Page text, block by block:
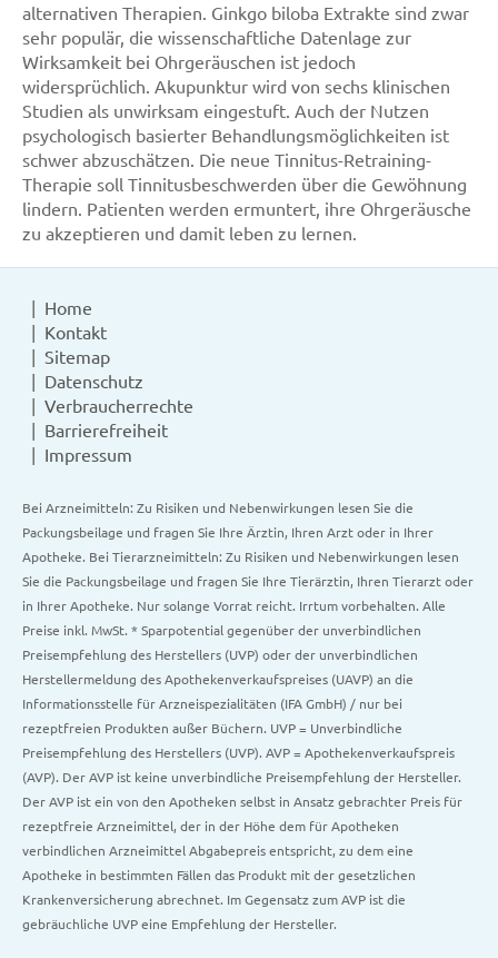
alternativen Therapien. Ginkgo biloba Extrakte sind zwar
sehr populär, die wissenschaftliche Datenlage zur
Wirksamkeit bei Ohrgeräuschen ist jedoch
widersprüchlich. Akupunktur wird von sechs klinischen
Studien als unwirksam eingestuft. Auch der Nutzen
psychologisch basierter Behandlungsmöglichkeiten ist
schwer abzuschätzen. Die neue Tinnitus-Retraining-
Therapie soll Tinnitusbeschwerden über die Gewöhnung
lindern. Patienten werden ermuntert, ihre Ohrgeräusche
zu akzeptieren und damit leben zu lernen.
Home
Kontakt
Sitemap
Datenschutz
Verbraucherrechte
Barrierefreiheit
Impressum
Bei Arzneimitteln: Zu Risiken und Nebenwirkungen lesen Sie die
Packungsbeilage und fragen Sie Ihre Ärztin, Ihren Arzt oder in Ihrer
Apotheke. Bei Tierarzneimitteln: Zu Risiken und Nebenwirkungen lesen
Sie die Packungsbeilage und fragen Sie Ihre Tierärztin, Ihren Tierarzt oder
in Ihrer Apotheke. Nur solange Vorrat reicht. Irrtum vorbehalten. Alle
Preise inkl. MwSt. * Sparpotential gegenüber der unverbindlichen
Preisempfehlung des Herstellers (UVP) oder der unverbindlichen
Herstellermeldung des Apothekenverkaufspreises (UAVP) an die
Informationsstelle für Arzneispezialitäten (IFA GmbH) / nur bei
rezeptfreien Produkten außer Büchern. UVP = Unverbindliche
Preisempfehlung des Herstellers (UVP). AVP = Apothekenverkaufspreis
(AVP). Der AVP ist keine unverbindliche Preisempfehlung der Hersteller.
Der AVP ist ein von den Apotheken selbst in Ansatz gebrachter Preis für
rezeptfreie Arzneimittel, der in der Höhe dem für Apotheken
verbindlichen Arzneimittel Abgabepreis entspricht, zu dem eine
Apotheke in bestimmten Fällen das Produkt mit der gesetzlichen
Krankenversicherung abrechnet. Im Gegensatz zum AVP ist die
gebräuchliche UVP eine Empfehlung der Hersteller.